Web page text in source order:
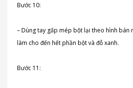
Bước 10:
– Dùng tay gấp mép bột lại theo hình bán
làm cho đến hết phần bột và đỗ xanh.
Bước 11: